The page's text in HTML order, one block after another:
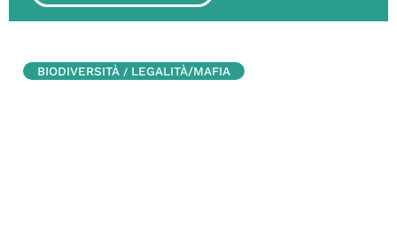
BIODIVERSITÀ / LEGALITÀ/MAFIA